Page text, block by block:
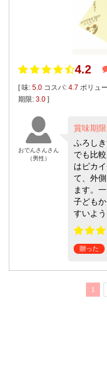
4.2
[ 味: 5.0 コスパ: 4.7 ボリュ
期限: 3.0 ]
おでんさんさん
（男性）
賞味期
ふろし
でも比
はピカ
て、外
ます。
子ども
すいよう
贈った
1